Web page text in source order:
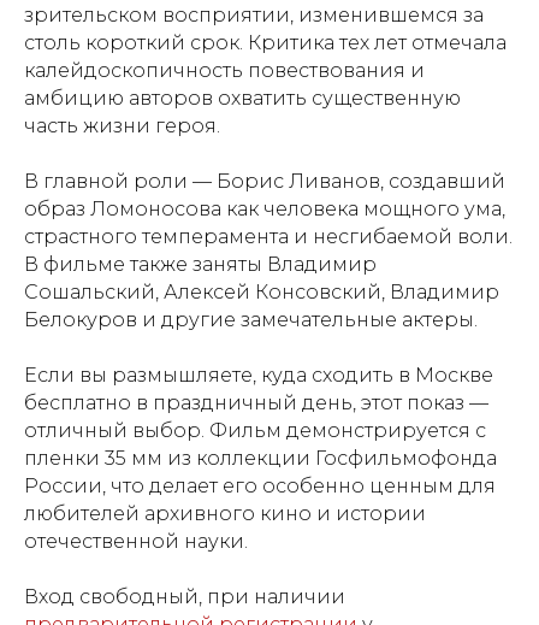
зрительском восприятии, изменившемся за
столь короткий срок. Критика тех лет отмечала
калейдоскопичность повествования и
амбицию авторов охватить существенную
часть жизни героя.
В главной роли — Борис Ливанов, создавший
образ Ломоносова как человека мощного ума,
страстного темперамента и несгибаемой воли.
В фильме также заняты Владимир
Сошальский, Алексей Консовский, Владимир
Белокуров и другие замечательные актеры.
Если вы размышляете, куда сходить в Москве
бесплатно в праздничный день, этот показ —
отличный выбор. Фильм демонстрируется с
пленки 35 мм из коллекции Госфильмофонда
России, что делает его особенно ценным для
любителей архивного кино и истории
отечественной науки.
Вход свободный, при наличии